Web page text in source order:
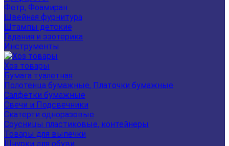
Фетр, Фоамиран
Швейная фурнитура
Штампы детские
Гадания и эзотерика
Инструменты
Хоз товары
Бумага туалетная
Полотенца бумажные, Платочки бумажные
Салфетки бумажные
Свечи и Подсвечники
Скатерти одноразовые
Соусницы пластиковые, контейнеры
Товары для выпечки
Шнурки для обуви